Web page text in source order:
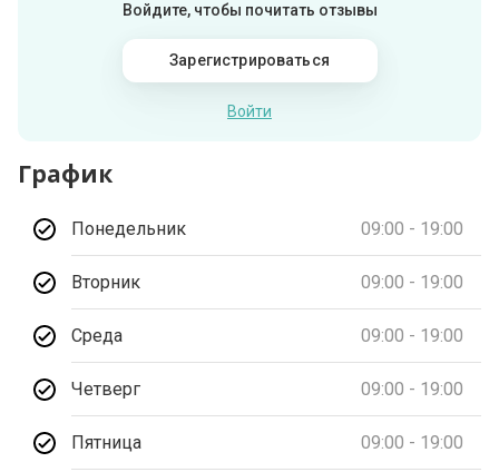
Войдите, чтобы почитать отзывы
Зарегистрироваться
Войти
График
Понедельник 09:00 - 19:00
Вторник 09:00 - 19:00
Среда 09:00 - 19:00
Четверг 09:00 - 19:00
Пятница 09:00 - 19:00